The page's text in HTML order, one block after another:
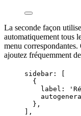
La seconde façon
automatiquement tous
menu
ajoutez fréquemment
sidebar: [
{
label:
'
},
],